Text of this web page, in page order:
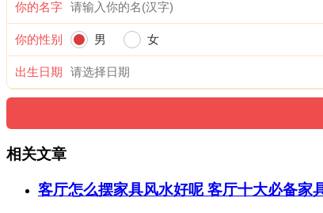
你的名字
你的性别 男 女
出生日期
相关文章
客厅怎么摆家具风水好呢 客厅十大必备家